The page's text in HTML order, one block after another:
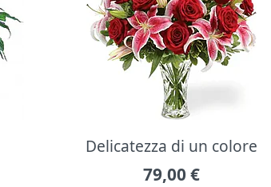
Delicatezza di un colore
79,00 €